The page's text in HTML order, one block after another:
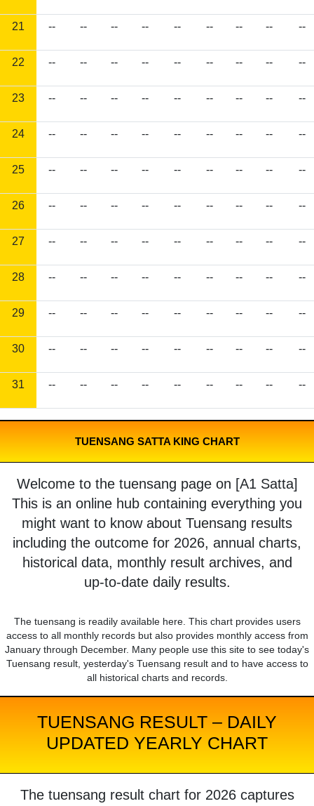
21 -- -- -- -- -- -- -- -- --
22 -- -- -- -- -- -- -- -- --
23 -- -- -- -- -- -- -- -- --
24 -- -- -- -- -- -- -- -- --
25 -- -- -- -- -- -- -- -- --
26 -- -- -- -- -- -- -- -- --
27 -- -- -- -- -- -- -- -- --
28 -- -- -- -- -- -- -- -- --
29 -- -- -- -- -- -- -- -- --
30 -- -- -- -- -- -- -- -- --
31 -- -- -- -- -- -- -- -- --
TUENSANG SATTA KING CHART
Welcome to the tuensang page on [A1 Satta]
This is an online hub containing everything you
might want to know about Tuensang results
including the outcome for 2026, annual charts,
historical data, monthly result archives, and
up-to-date daily results.
The tuensang is readily available here. This chart provides users
access to all monthly records but also provides monthly access from
January through December. Many people use this site to see today's
Tuensang result, yesterday's Tuensang result and to have access to
all historical charts and records.
TUENSANG RESULT – DAILY
UPDATED YEARLY CHART
The tuensang result chart for 2026 captures